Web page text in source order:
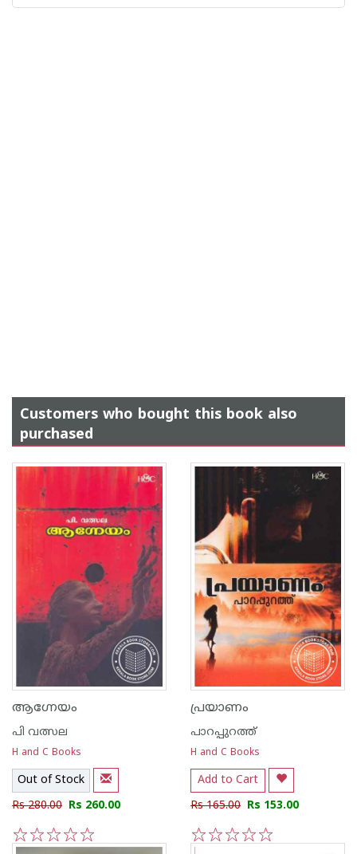
Customers who bought this book also
purchased
ആഗ്നേയം
പി വത്സല
H and C Books
Out of Stock
Rs 280.00 Rs 260.00
5
4
3
2
1
പ്രയാണം
പാറപ്പുറത്ത്‌
H and C Books
Add to Cart
Rs 165.00 Rs 153.00
1